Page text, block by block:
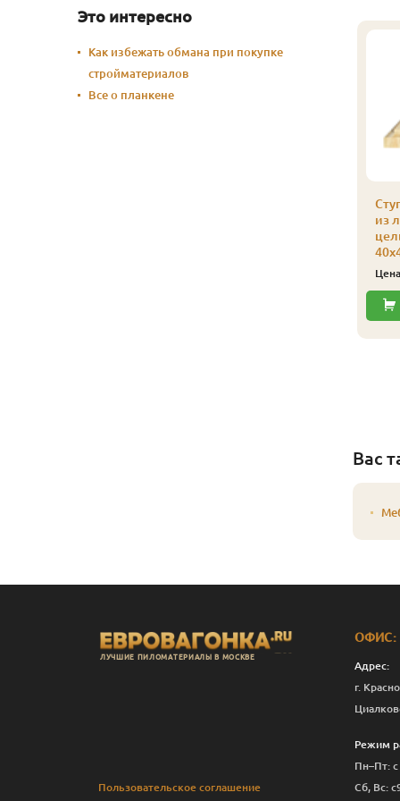
из
Цена
Вас
Это интересно
Как избежать обмана при покупке
стройматериалов
Все о планкене
ЛУЧШИЕ ПИЛОМАТЕРИАЛЫ В МОСКВЕ
Пользовательское соглашение
ОФИС:
Адрес:
г.
Режим
Пн–Пт:
Сб, Вс: